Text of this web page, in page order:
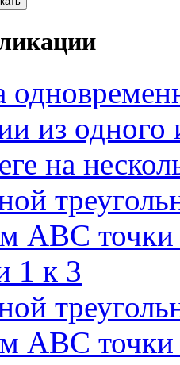
из одного
на
АВС точки
1 к 3
АВС